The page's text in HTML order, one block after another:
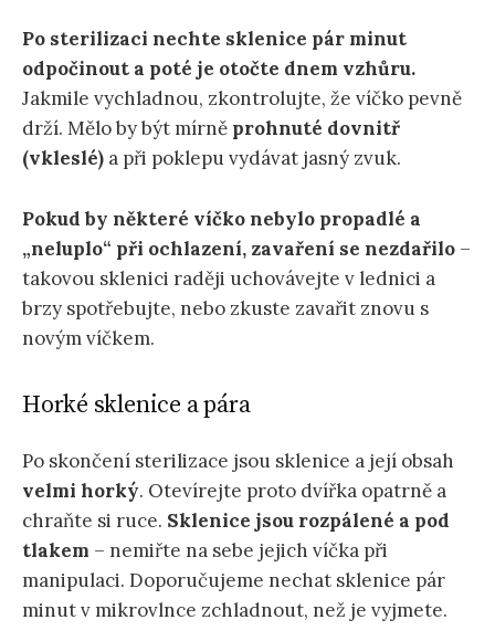
Po sterilizaci nechte sklenice pár minut
odpočinout a poté je otočte dnem vzhůru.
Jakmile vychladnou, zkontrolujte, že víčko pevně
drží. Mělo by být mírně prohnuté dovnitř
(vkleslé) a při poklepu vydávat jasný zvuk.
Pokud by některé víčko nebylo propadlé a
„neluplo“ při ochlazení, zavaření se nezdařilo –
takovou sklenici raději uchovávejte v lednici a
brzy spotřebujte, nebo zkuste zavařit znovu s
novým víčkem.
Horké sklenice a pára
Po skončení sterilizace jsou sklenice a její obsah
velmi horký. Otevírejte proto dvířka opatrně a
chraňte si ruce. Sklenice jsou rozpálené a pod
tlakem – nemiřte na sebe jejich víčka při
manipulaci. Doporučujeme nechat sklenice pár
minut v mikrovlnce zchladnout, než je vyjmete.